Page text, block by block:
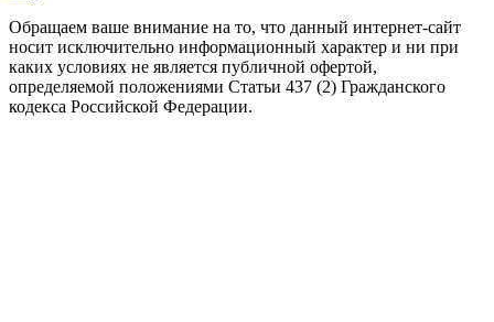
Обращаем ваше внимание на то, что данный интернет-сайт
носит исключительно информационный характер и ни при
каких условиях не является публичной офертой,
определяемой положениями Статьи 437 (2) Гражданского
кодекса Российской Федерации.